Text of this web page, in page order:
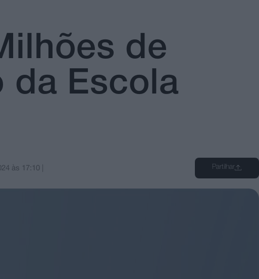
de
da Escola
às 17:10 Partilhar